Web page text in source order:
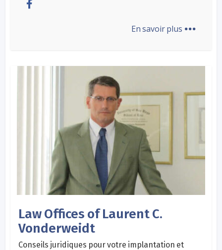
En savoir plus ...
Law Offices of Laurent C.
Vonderweidt
Conseils juridiques pour votre implantation et